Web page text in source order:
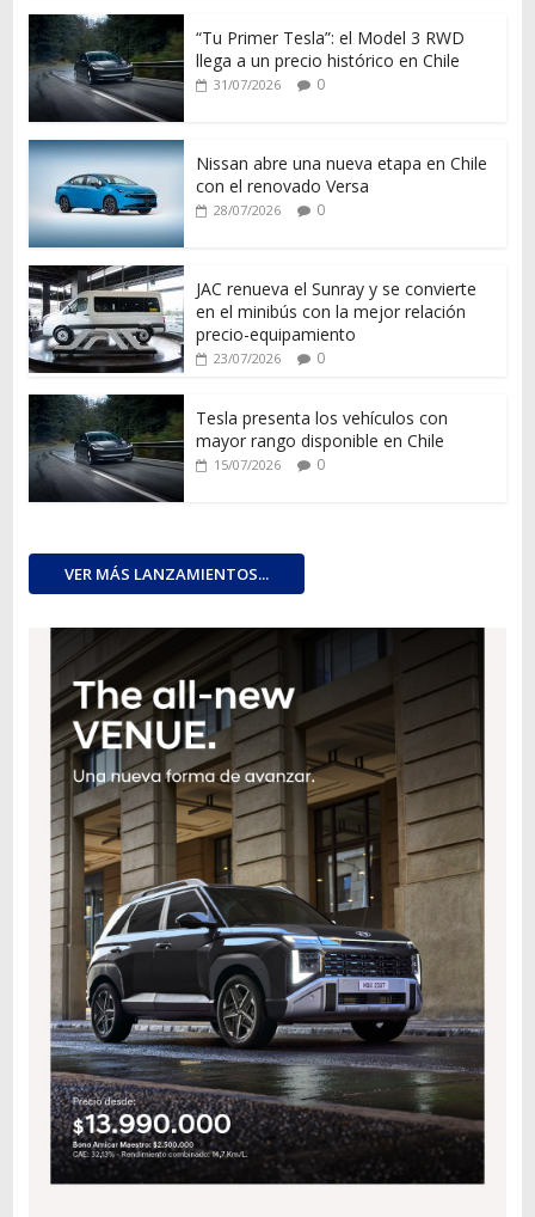
“Tu Primer Tesla”: el Model 3 RWD
llega a un precio histórico en Chile
31/07/2026 0
Nissan abre una nueva etapa en Chile
con el renovado Versa
28/07/2026 0
JAC renueva el Sunray y se convierte
en el minibús con la mejor relación
precio-equipamiento
23/07/2026 0
Tesla presenta los vehículos con
mayor rango disponible en Chile
15/07/2026 0
VER MÁS LANZAMIENTOS...